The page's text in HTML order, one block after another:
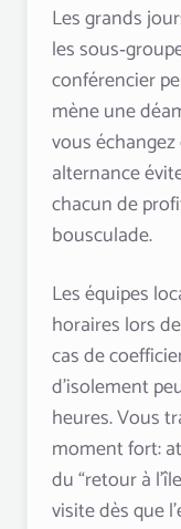
Les grands
les
conférencier
mène une
vous
alternance
chacun de
bousculade.
Les équipes
horaires lors
cas de
d’isolement
heures. Vous
moment fort:
du “retour à
visite dès que